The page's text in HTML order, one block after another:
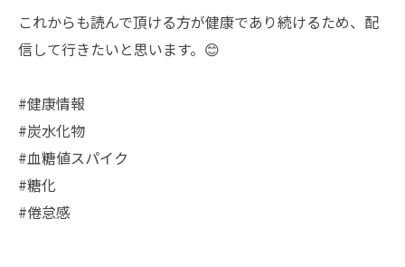
これからも読んで頂ける方が健康であり続けるため、配
信して行きたいと思います。😊
#健康情報
#炭水化物
#血糖値スパイク
#糖化
#倦怠感